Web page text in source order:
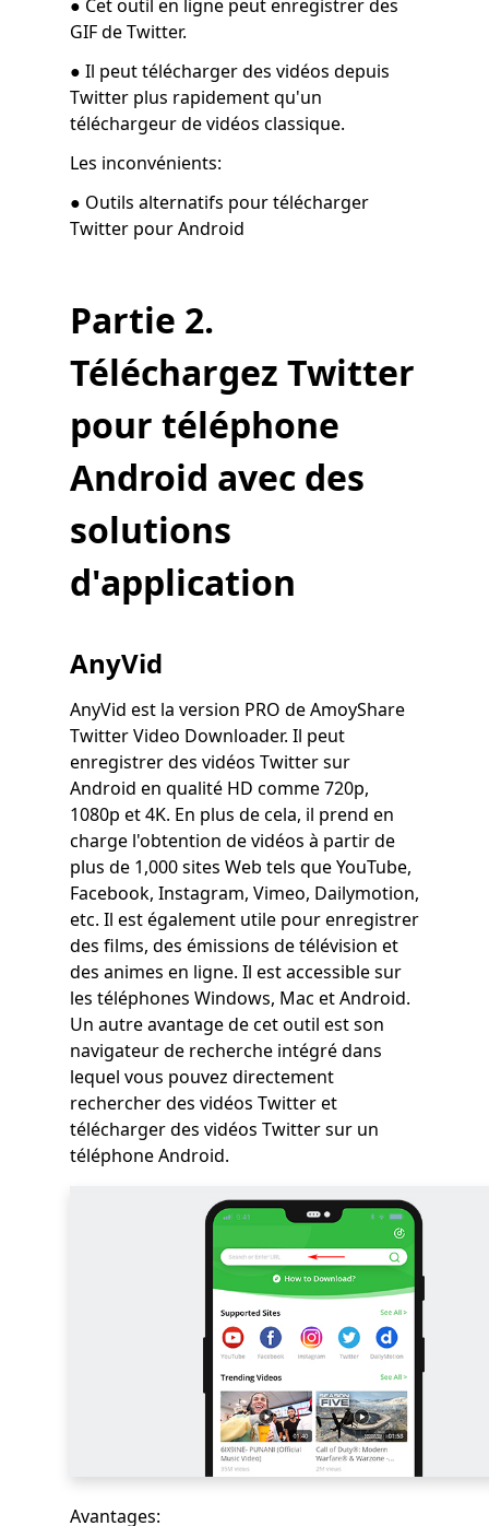
● Cet outil en ligne peut enregistrer des
GIF de Twitter.
● Il peut télécharger des vidéos depuis
Twitter plus rapidement qu'un
téléchargeur de vidéos classique.
Les inconvénients:
● Outils alternatifs pour télécharger
Twitter pour Android
Partie 2.
Téléchargez Twitter
pour téléphone
Android avec des
solutions
d'application
AnyVid
AnyVid est la version PRO de AmoyShare
Twitter Video Downloader. Il peut
enregistrer des vidéos Twitter sur
Android en qualité HD comme 720p,
1080p et 4K. En plus de cela, il prend en
charge l'obtention de vidéos à partir de
plus de 1,000 sites Web tels que YouTube,
Facebook, Instagram, Vimeo, Dailymotion,
etc. Il est également utile pour enregistrer
des films, des émissions de télévision et
des animes en ligne. Il est accessible sur
les téléphones Windows, Mac et Android.
Un autre avantage de cet outil est son
navigateur de recherche intégré dans
lequel vous pouvez directement
rechercher des vidéos Twitter et
télécharger des vidéos Twitter sur un
téléphone Android.
Avantages: